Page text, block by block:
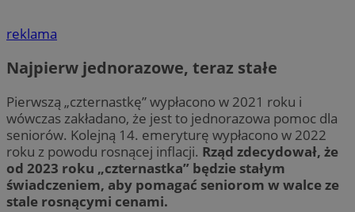
reklama
Najpierw jednorazowe, teraz stałe
Pierwszą „czternastkę” wypłacono w 2021 roku i
wówczas zakładano, że jest to jednorazowa pomoc dla
seniorów. Kolejną 14. emeryturę wypłacono w 2022
roku z powodu rosnącej inflacji. Rząd zdecydował, że
od 2023 roku „czternastka” będzie stałym
świadczeniem, aby pomagać seniorom w walce ze
stale rosnącymi cenami.